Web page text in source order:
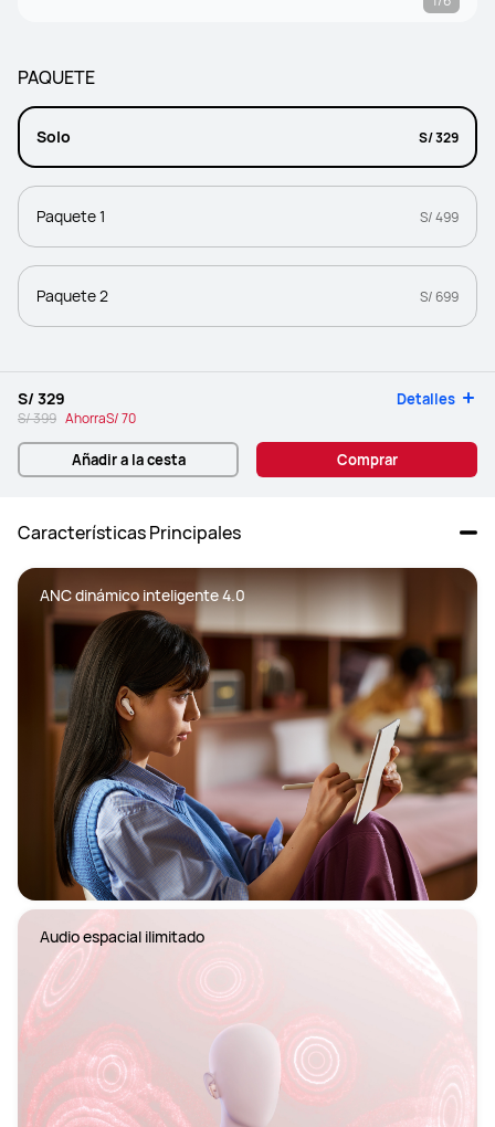
PAQUETE
Solo S/ 329
Paquete 1 S/ 499
Paquete 2 S/ 699
S/ 329 Detalles
S/ 399 AhorraS/ 70
Añadir a la cesta Comprar
Características Principales
ANC dinámico inteligente 4.0
Audio espacial ilimitado